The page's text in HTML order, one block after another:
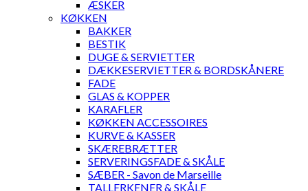
ÆSKER
KØKKEN
BAKKER
BESTIK
DUGE & SERVIETTER
DÆKKESERVIETTER & BORDSKÅNERE
FADE
GLAS & KOPPER
KARAFLER
KØKKEN ACCESSOIRES
KURVE & KASSER
SKÆREBRÆTTER
SERVERINGSFADE & SKÅLE
SÆBER - Savon de Marseille
TALLERKENER & SKÅLE